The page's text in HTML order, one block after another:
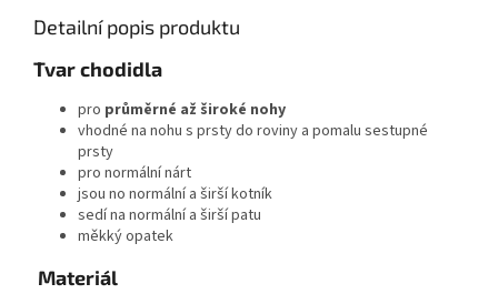
Detailní popis produktu
Tvar chodidla
pro průměrné až široké nohy
vhodné na nohu s prsty do roviny a pomalu sestupné
prsty
pro normální nárt
jsou no normální a širší kotník
sedí na normální a širší patu
měkký opatek
Materiál